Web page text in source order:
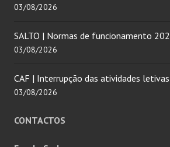
03/08/2026
SALTO | Normas de funcionamento
03/08/2026
CAF | Interrupção das atividades
03/08/2026
CONTACTOS